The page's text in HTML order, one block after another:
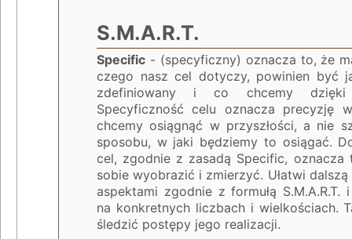
S.M.A.R.T.
Specific - (specyficzny) oznacza to, że
czego nasz cel dotyczy, powinien być
zdefiniowany i co chcemy dzięki
Specyficzność celu oznacza precyzję
chcemy osiągnąć w przyszłości, a nie
sposobu, w jaki będziemy to osiągać.
cel, zgodnie z zasadą Specific, oznacza
sobie wyobrazić i zmierzyć. Ułatwi
aspektami zgodnie z formułą
na konkretnych liczbach i wielkościach.
śledzić postępy jego realizacji.